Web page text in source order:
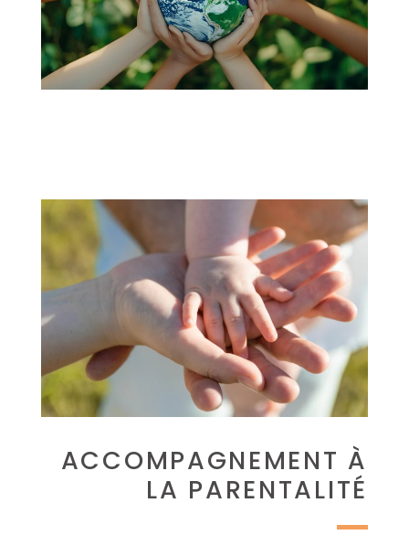
ACCOMPAGNEMENT À
LA PARENTALITÉ